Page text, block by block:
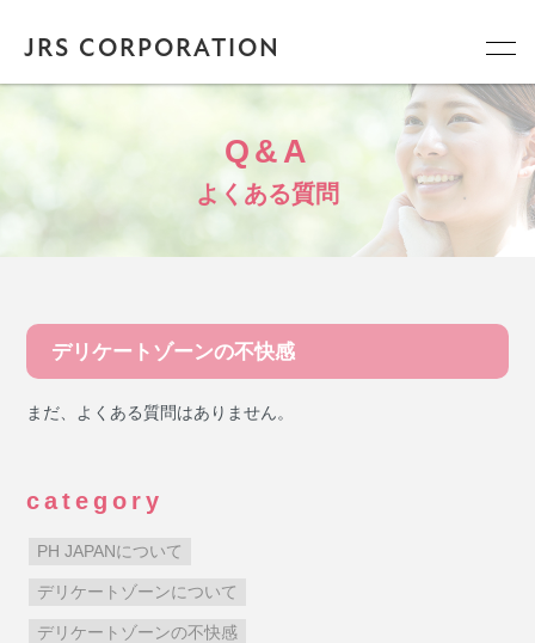
JRS CORPORATION
Q&A
よくある質問
デリケートゾーンの不快感
まだ、よくある質問はありません。
category
PH JAPANについて
デリケートゾーンについて
デリケートゾーンの不快感